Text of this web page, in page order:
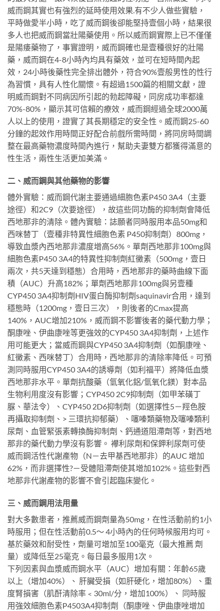
威而鋼其實也有強烈的延時使用效果.有不少人做些實驗，
平時做愛半小時，吃了威而鋼後卻能堅持壹個小時，結果很
多人也把威而鋼當壯陽藥使用。所以威而鋼實際上已不僅僅
是陽痿藥物了，事實證明，威而鋼確也是壹種很好的壯陽
藥，威而鋼在4-8小時內均具有藥效，並可在短時間內起
效，24小時後藥性完全排出體外，符合90%壹般男性的性行
為習慣，具有人性化關懷。有超過1500篇的相關文獻，證
明威而鋼對不同病因所引起的勃起障礙，同房成功率都達
70%-80%，顯示其可信賴的療效，威而鋼經過全球2000萬
人以上的使用，證實了其長期穩定的安全性。威而鋼25-60
分鐘的起效作用時間正好配合前戲所需時間，將同房時間調
整在最高藥物濃度時間內進行，幫助夫妻雙方都獲得滿意的
性生活，兩性生活更加美滿。
二、威而鋼與其他藥物的影響
體外實驗：威而鋼代謝主要通過細胞色素P450 3A4（主要
途徑）和2C9（次要途徑），故這些同功酶的抑制劑會降低
西地那非的清除。體內實驗：誌願者同時服用本品50mg和
西咪替丁（壹種非特異性細胞色素 P450抑制劑）800mg，
導致血漿內西地那非濃度增高56%。單劑西地那非100mg與
細胞色素P450 3A4的特異性抑制劑紅黴素（500mg，壹日
兩次，共5天達到穩態）合用時，西地那非的藥時曲線下面
積（AUC）升高182%；單劑西地那非100mg與另壹種
CYP450 3A4抑制劑HIV蛋白酶抑制劑saquinavir合用，達到
穩態時（1200mg，壹日三次），則後者的Cmax提高
140%，AUC增加210%，威而鋼不影響後者的藥代動力學；
酮康唑、伊曲康唑等更強效的CYP450 3A4抑制劑，上述作
用可能更大；當威而鋼與CYP450 3A4抑制劑（如酮康唑、
紅黴素、西咪替丁）合用時，西地那非的清除率降低。可預
測同時服用CYP450 3A4的誘導劑（如利福平）將降低血漿
西地那非水平。單劑抗酸藥（氫氧化鋁/氫氧化鎂）對本品
生物利用度沒有影響；CYP450 2C9抑制劑（如甲苯磺丁
脲、華法令）、CYP450 2D6抑制劑（如選擇性5－羥色胺
再攝取抑制劑、> 三環抗抑郁藥）、噻嗪類藥物及噻嗪類利
尿劑、血管緊張素轉換酶抑制劑、鈣通道阻滯劑等，對西地
那非的藥代動力學沒有影響。 襻利尿劑和保鉀利尿劑可使
威而鋼活性代謝產物（N－去甲基西地那非）的AUC 增加
62%，而非選擇性?－受體阻滯劑使其增加102%。這些對西
地那非代謝產物的影響不會引起臨床變化。
三、威而鋼用法用量
對大多數患者，推薦威而鋼劑量為50mg，在性活動前約1小
時服用；但在性活動前0.5～ 4小時內的任何時候服用均可。
基於藥效和耐受性，劑量可增加至100毫克（最大推薦 劑
量）或降低至25毫克。每日最多服用1次。
下列因素與血漿威而鋼水平（AUC）增加有關：年齡65歲
以上（增加40%）、 肝臟受損（如肝硬化，增加80%）、重
度腎損害（肌酐清除率﹤30ml/分，增加100%）、 同時服
用強效細胞色素P4503A4抑制劑（酮康唑、伊曲康唑增加